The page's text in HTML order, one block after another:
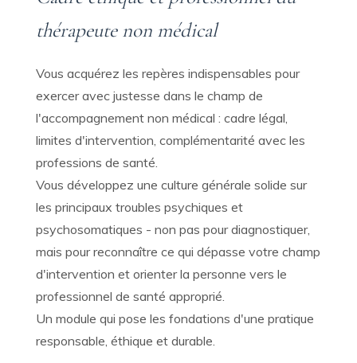
thérapeute non médical
Vous acquérez les repères indispensables pour
exercer avec justesse dans le champ de
l'accompagnement non médical : cadre légal,
limites d'intervention, complémentarité avec les
professions de santé.
Vous développez une culture générale solide sur
les principaux troubles psychiques et
psychosomatiques - non pas pour diagnostiquer,
mais pour reconnaître ce qui dépasse votre champ
d'intervention et orienter la personne vers le
professionnel de santé approprié.
Un module qui pose les fondations d'une pratique
responsable, éthique et durable.